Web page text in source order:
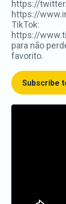
https://
https://
TikTok:
https://
para não
favorito.
Subscribe